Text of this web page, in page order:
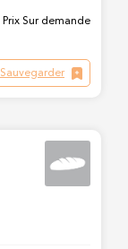
Prix Sur demande
Sauvegarder